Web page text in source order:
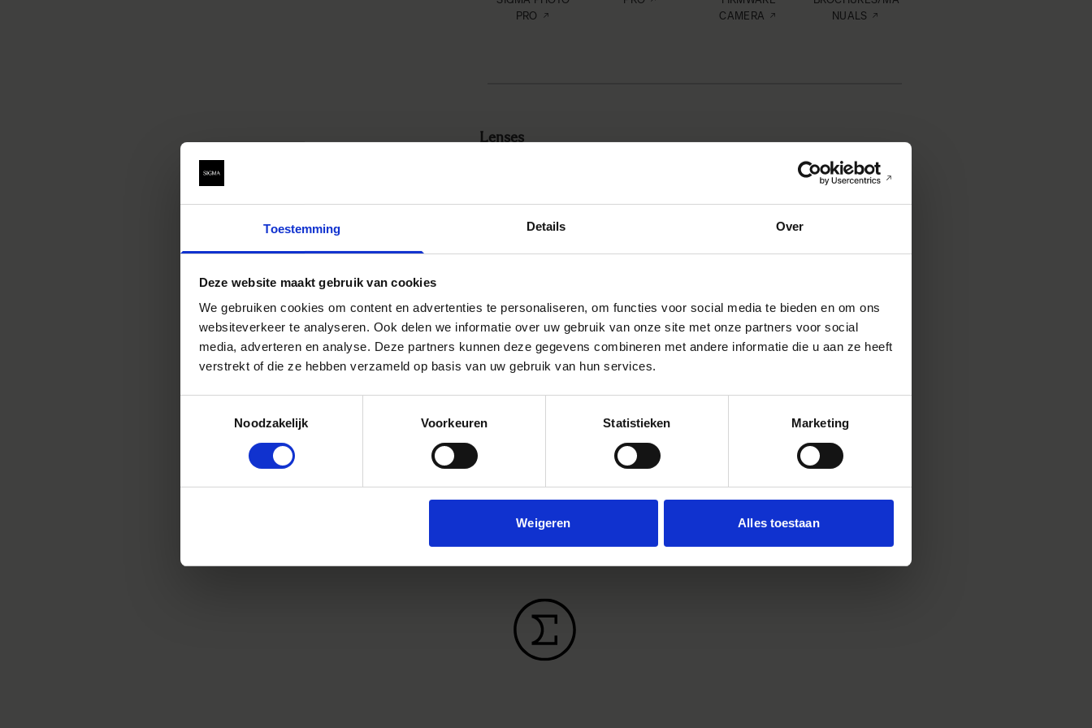
Toestemming Details Over
Deze website maakt gebruik van cookies
We gebruiken cookies om content en advertenties te personaliseren, om functies voor social media te bieden en om ons
websiteverkeer te analyseren. Ook delen we informatie over uw gebruik van onze site met onze partners voor social
media, adverteren en analyse. Deze partners kunnen deze gegevens combineren met andere informatie die u aan ze heeft
verstrekt of die ze hebben verzameld op basis van uw gebruik van hun services.
Noodzakelijk
Voorkeuren Statistieken Marketing
Weigeren Alles toestaan
PRO
CAMERA
NUALS
Lenses